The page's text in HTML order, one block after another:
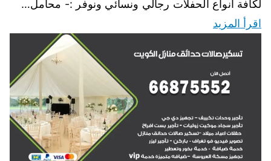
لكافة انواع الحفلات رجالي ونسائي ونوفر :- محامل…
اقرأ المزيد